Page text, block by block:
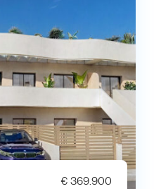
€ 369.900